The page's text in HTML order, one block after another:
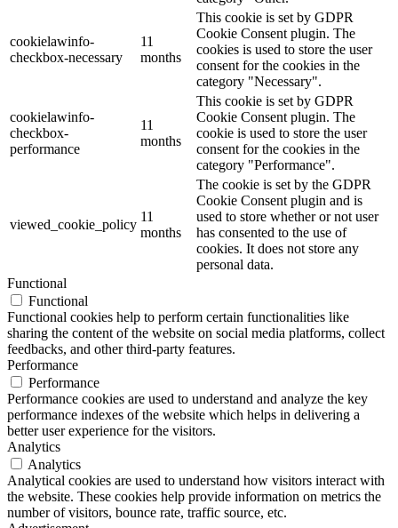
cookielawinfo-
checkbox-necessary
11
months
This cookie is set by GDPR
Cookie Consent plugin. The
cookies is used to store the user
consent for the cookies in the
category "Necessary".
cookielawinfo-
checkbox-
performance
11
months
This cookie is set by GDPR
Cookie Consent plugin. The
cookie is used to store the user
consent for the cookies in the
category "Performance".
viewed_cookie_policy
11
months
The cookie is set by the GDPR
Cookie Consent plugin and is
used to store whether or not user
has consented to the use of
cookies. It does not store any
personal data.
Functional
Functional
Functional cookies help to perform certain functionalities like
sharing the content of the website on social media platforms, collect
feedbacks, and other third-party features.
Performance
Performance
Performance cookies are used to understand and analyze the key
performance indexes of the website which helps in delivering a
better user experience for the visitors.
Analytics
Analytics
Analytical cookies are used to understand how visitors interact with
the website. These cookies help provide information on metrics the
number of visitors, bounce rate, traffic source, etc.